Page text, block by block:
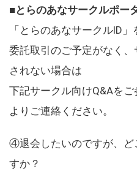
■とらのあなサークルポー
「とらのあなサークルID
委託取引のご予定がなく
されない場合は
下記サークル向けQ&Aを
よりご連絡ください。
④退会したいのですが、ど
すか？